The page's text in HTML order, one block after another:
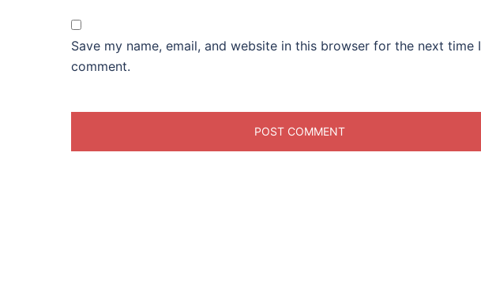
Save my name, email, and website in this browser for the next time I
comment.